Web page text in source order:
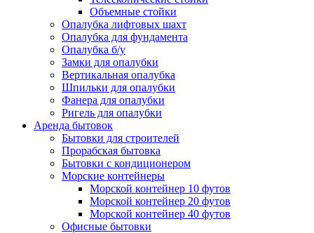
Объемные стойки
Опалубка лифтовых шахт
Опалубка для фундамента
Опалубка б/у
Замки для опалубки
Вертикальная опалубка
Шпильки для опалубки
Фанера для опалубки
Ригель для опалубки
Аренда бытовок
Бытовки для строителей
Прорабская бытовка
Бытовки с кондиционером
Морские контейнеры
Морской контейнер 10 футов
Морской контейнер 20 футов
Морской контейнер 40 футов
Офисные бытовки